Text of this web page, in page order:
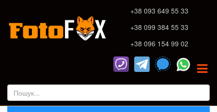
+38 093 649 55 33
+38 099 384 55 33
+38 096 154 99 02